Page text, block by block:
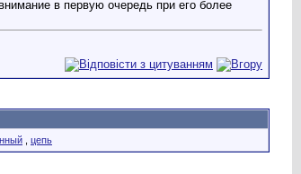
в первую очередь при его более
цепь